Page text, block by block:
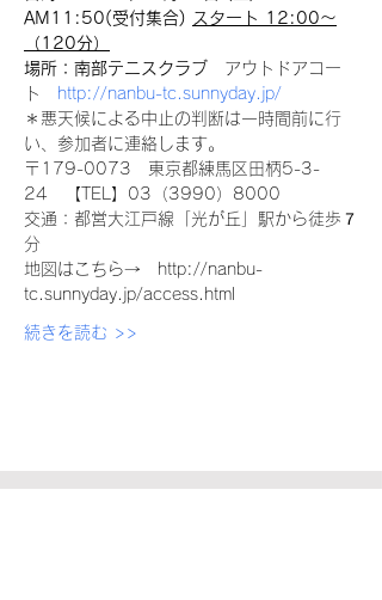
AM11:50(受付集合) スタート 12:00～
（120分）
場所：南部テニスクラブ アウトドアコー
ト http://nanbu-tc.sunnyday.jp/
＊悪天候による中止の判断は一時間前に行
い、参加者に連絡します。
〒179-0073　東京都練馬区田柄5-3-
24　【TEL】03（3990）8000
交通：都営大江戸線「光が丘」駅から徒歩７
分
地図はこちら→　http://nanbu-
tc.sunnyday.jp/access.html
続きを読む >>